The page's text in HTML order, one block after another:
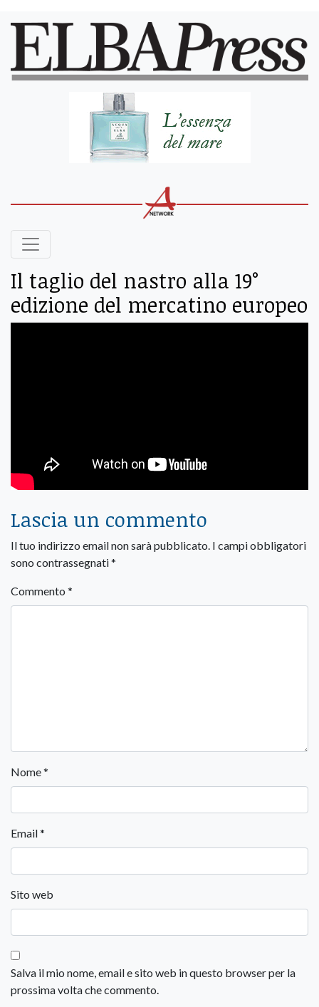
Il taglio del nastro alla 19°
edizione del mercatino europeo
Lascia un commento
Il tuo indirizzo email non sarà pubblicato. I campi obbligatori
sono contrassegnati*
Commento *
Nome*
Email*
Sito web
Salva il mio nome, email e sito web in questo browser per la
prossima volta che commento.